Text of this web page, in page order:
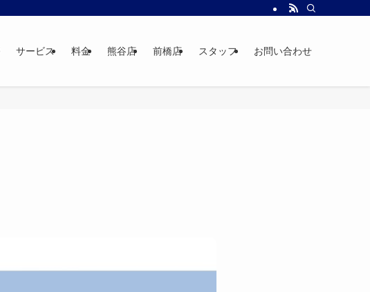
サービス 料金 熊谷店 前橋店 スタッフ お問い合わせ